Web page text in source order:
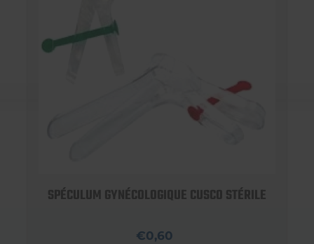
SPÉCULUM GYNÉCOLOGIQUE CUSCO STÉRILE
€0,60